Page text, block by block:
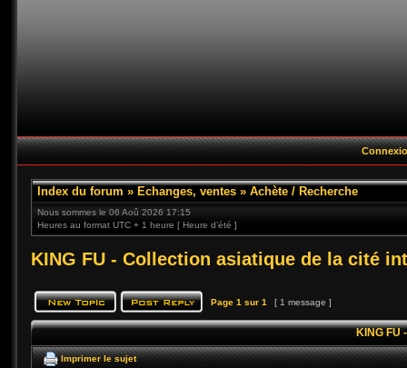
Index du forum » Echanges, ventes » Achète / Recherche
Nous sommes le 06 Aoû 2026 17:15
Heures au format UTC + 1 heure [ Heure d’été ]
KING FU - Collection asiatique de la cité
Page 1 sur 1 [ 1 message ]
KING FU
Imprimer le sujet